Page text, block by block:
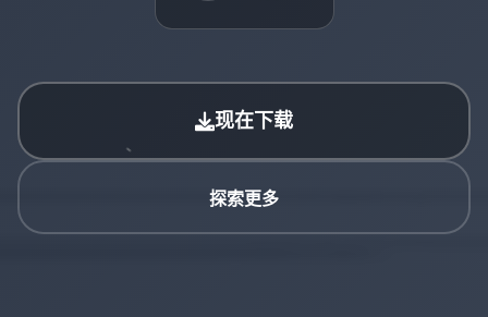
现在下载
探索更多